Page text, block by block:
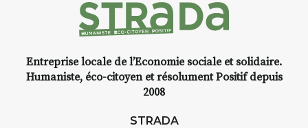
Entreprise locale de l’Economie sociale et solidaire.
Humaniste, éco-citoyen et résolument Positif depuis
2008
STRADA